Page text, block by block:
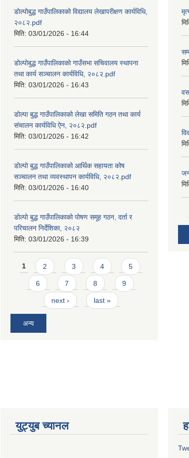
डोल्पोबुद्ध गाउँपालिकाको विद्यालय लेखापरीक्षण कार्यविधि,
२०८२.pdf
मिति: 03/01/2026 - 16:44
डोल्पोबुद्ध गाउँपालिकाको गाउँसभा सचिवालय स्थापना
तथा कार्य सञ्चालन कार्यविधि, २०८२.pdf
मिति: 03/01/2026 - 16:43
डोल्पा बुद्ध गाउँपालिकाको लेखा समिति गठन तथा कार्य
संचालन कार्यविधि ऐन, २०८२.pdf
मिति: 03/01/2026 - 16:42
डोल्पो बुद्ध गाउँपालिकाको आर्थिक सहायता कोष
सञ्चालन तथा व्यवस्थापन कार्यविधि, २०८२.pdf
मिति: 03/01/2026 - 16:40
डोल्पो बुद्ध गाउँपालिकाको पोषण समूह गठन, दर्ता र
परिचालन निर्देशिका, २०८२
मिति: 03/01/2026 - 16:39
Pages
1 2 3 4 5
6 7 8 9
next › last »
अन्य
युट्युब च्यानल